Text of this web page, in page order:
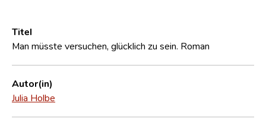
Häufige Fragen und Antworten
CNL
Forschungsgruppe
Kontakt
Titel
Man müsste versuchen, glücklich zu sein. Roman
Autor(in)
Julia Holbe